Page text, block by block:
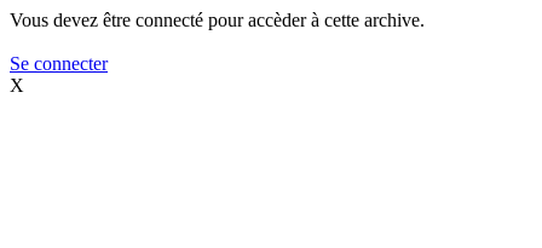
Vous devez être connecté pour accèder à cette archive.
Se connecter
X